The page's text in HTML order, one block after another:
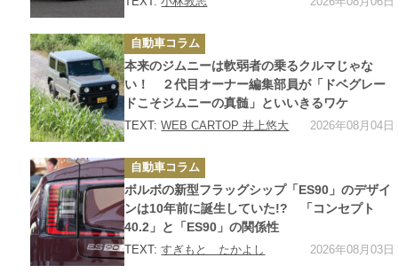
カ
テ
ゴ
リ
ー
自動車コラム
本来のジムニーは軟弱者の乗るクルマじゃな
い！ ２代目オーナー編集部員が「ドベグレー
ドこそジムニーの真髄」といいきるワケ
TEXT:WEB CARTOP 井上悠大 2026年08月04日
カ
テ
ゴ
リ
ー
自動車コラム
ボルボの新型フラッグシップ「ES90」のデザイ
ンは10年前に誕生していた!? 「コンセプト
40.2」と「ES90」の関係性
TEXT:すぎもと たかよし 2026年08月03日